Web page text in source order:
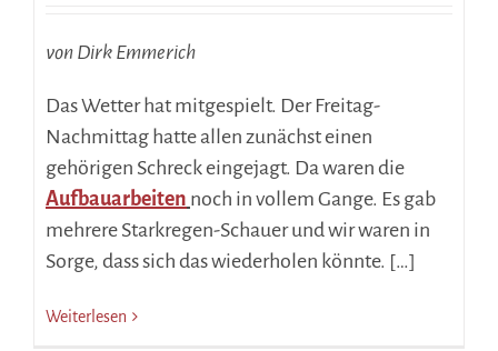
von Dirk Emmerich
Das Wetter hat mitgespielt. Der Freitag-
Nachmittag hatte allen zunächst einen
gehörigen Schreck eingejagt. Da waren die
Aufbauarbeiten noch in vollem Gange. Es gab
mehrere Starkregen-Schauer und wir waren in
Sorge, dass sich das wiederholen könnte. […]
Weiterlesen